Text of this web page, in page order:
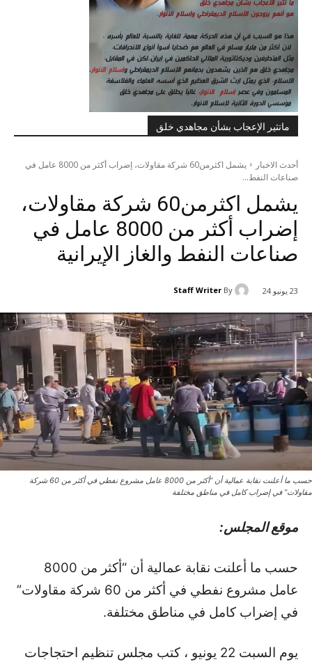
ماتثير الإعجاب بشأن مجاهدي خلق
أحدث الاخبار
یشمل اکثرمن60 شرکة مقاولات، إضراب أكثر من 8000 عامل في
صناعات النفط...
یشمل اکثرمن60 شرکة مقاولات،
إضراب أكثر من 8000 عامل في
صناعات النفط والغاز الإيرانية
23 يونيو 24 By
Staff Writer
حسب ما أعلنت نقابة عمالية أن “أكثر من 8000 عامل مشروع نفطي في أكثر من 60 شركة
مقاولات” في إضراب كامل في مناطق مختلفة
موقع المجلس:
حسب ما أعلنت نقابة عمالية أن “أكثر من 8000
عامل مشروع نفطي في أكثر من 60 شركة مقاولات”
في إضراب كامل في مناطق مختلفة.
يوم السبت 22 يونيو ، كتب مجلس تنظيم احتجاجات